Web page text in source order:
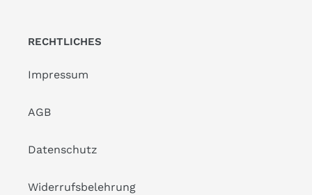
RECHTLICHES
Impressum
AGB
Datenschutz
Widerrufsbelehrung